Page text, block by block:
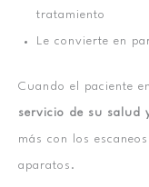
tratamiento
Le convierte en
Cuando el paciente
servicio de su salud
más con los
aparatos.